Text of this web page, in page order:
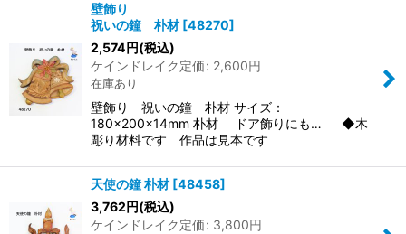
壁飾り
祝いの鐘 朴材 [48270]
2,574円(税込)
ケインドレイク定価: 2,600円
在庫あり
壁飾り 祝いの鐘 朴材 サイズ：
180×200×14mm 朴材 ドア飾りにも… ◆木
彫り材料です 作品は見本です
天使の鐘 朴材 [48458]
3,762円(税込)
ケインドレイク定価: 3,800円